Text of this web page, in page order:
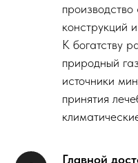
конструкций
К богатству
природный
источники
принятия
Главной